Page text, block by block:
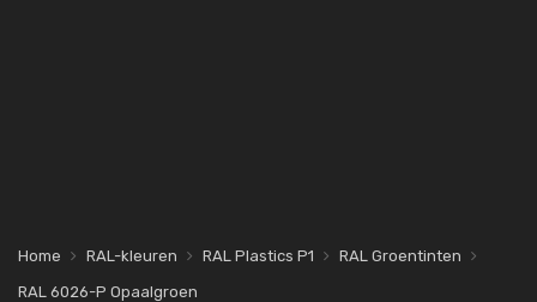
Home RAL-kleuren RAL Plastics P1
RAL Groentinten
RAL 6026-P Opaalgroen